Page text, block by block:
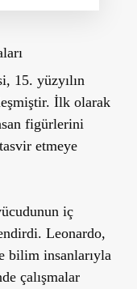
15. yüzyılın
İlk olarak
figürlerini
etmeye
iç
Leonardo,
bilim insanlarıyla
çalışmalar